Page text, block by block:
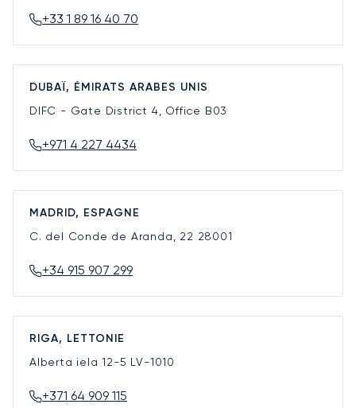
+33 1 89 16 40 70
DUBAÏ, ÉMIRATS ARABES UNIS
DIFC - Gate District 4, Office B03
+971 4 227 4434
MADRID, ESPAGNE
C. del Conde de Aranda, 22 28001
+34 915 907 299
RIGA, LETTONIE
Alberta iela 12-5 LV-1010
+371 64 909 115